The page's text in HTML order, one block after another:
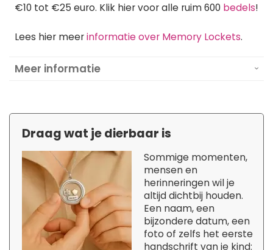
€10 tot €25 euro. Klik hier voor alle ruim 600 bedels!
Lees hier meerinformatie over Memory Lockets.
Meer informatie
Draag wat je dierbaar is
Sommige momenten,
mensen en
herinneringen wil je
altijd dichtbij houden.
Een naam, een
bijzondere datum, een
foto of zelfs het eerste
handschrift van je kind: